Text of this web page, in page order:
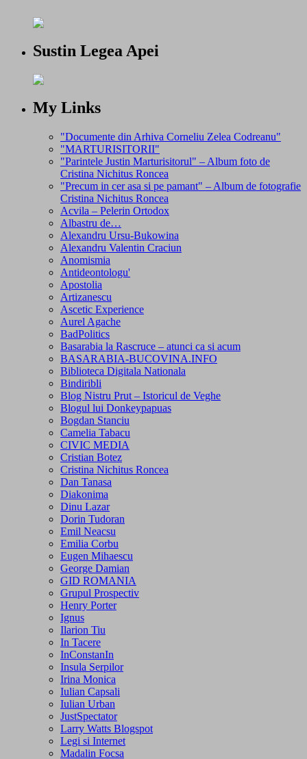
Sustin Legea Apei
My Links
"Documente din Arhiva Corneliu Zelea Codreanu"
"MARTURISITORII"
"Parintele Justin Marturisitorul" – Album foto de
Cristina Nichitus Roncea
"Precum in cer asa si pe pamant" – Album de fotografie
Cristina Nichitus Roncea
Acvila – Pelerin Ortodox
Albastru de…
Alexandru Ursu-Bukowina
Alexandru Valentin Craciun
Anomismia
Antideontologu'
Apostolia
Artizanescu
Ascetic Experience
Aurel Agache
BadPolitics
Basarabia la Rascruce – atunci ca si acum
BASARABIA-BUCOVINA.INFO
Biblioteca Digitala Nationala
Bindiribli
Blog Nistru Prut – Istoricul de Veghe
Blogul lui Donkeypapuas
Bogdan Stanciu
Camelia Tabacu
CIVIC MEDIA
Cristian Botez
Cristina Nichitus Roncea
Dan Tanasa
Diakonima
Dinu Lazar
Dorin Tudoran
Emil Neacsu
Emilia Corbu
Eugen Mihaescu
George Damian
GID ROMANIA
Grupul Prospectiv
Henry Porter
Ignus
Ilarion Tiu
In Tacere
InConstanIn
Insula Serpilor
Irina Monica
Iulian Capsali
Iulian Urban
JustSpectator
Larry Watts Blogspot
Legi si Internet
Madalin Focsa